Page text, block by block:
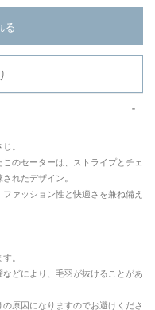
る
。
のセーターは、ストライプとチェ
れたデザイン。
ァッション性と快適さを兼ね備え
。
どにより、毛羽が抜けることがあ
原因になりますのでお避けくださ